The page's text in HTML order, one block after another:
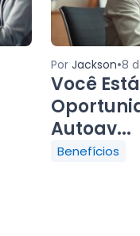
Por Jackson•8
Você
Autoav...
Benefícios